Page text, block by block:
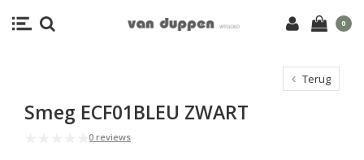
0
Terug
Smeg ECF01BLEU ZWART
0 reviews